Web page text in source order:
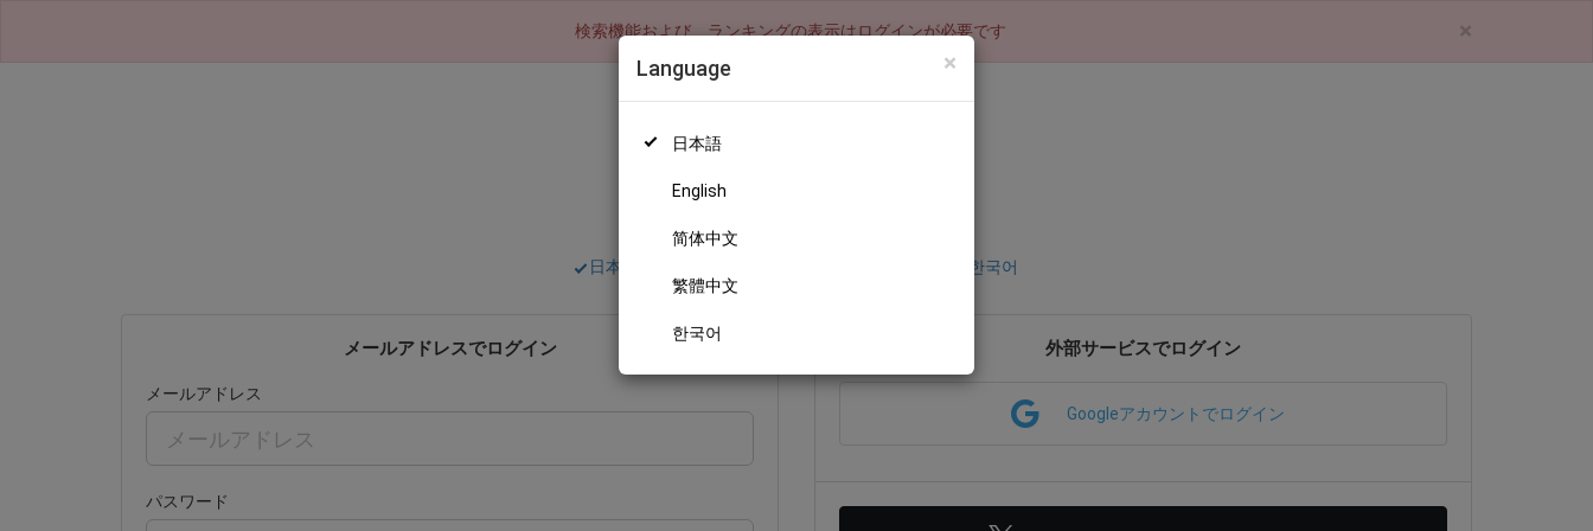
×
Language
日本語
English
简体中文
繁體中文
한국어
検索機能および、ランキングの表示はログインが必要です ×
日本語 한국어
メールアドレスでログイン
メールアドレス
パスワード
外部サービスでログイン
Googleアカウントでログイン